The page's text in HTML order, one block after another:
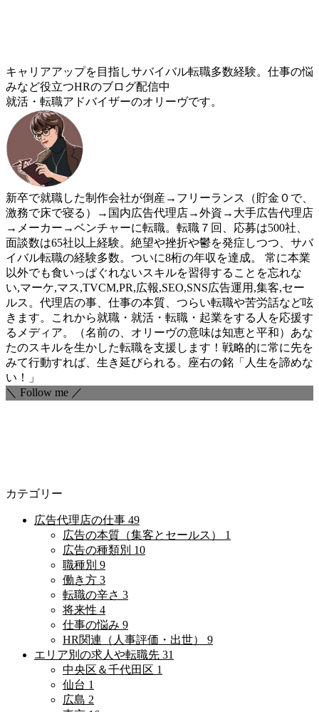
キャリアアップを目指しサバイバル転職多数経験。仕事の悩
みなど役立つHRのブログ配信中
就活・転職アドバイザーのオリーヴです。
新卒で就職した制作会社が倒産→フリーランス（貯金０で、
激務で床で寝る）→国内広告代理店→外資→大手広告代理店
→メーカー→ベンチャーに転職。転職７回、応募は500社、
面談数は65社以上経験。絶望や挫折や鬱を発症しつつ、サバ
イバル転職の経験多数。ついに8桁の年収を達成。 常に本業
以外でも食いっぱぐれないスキルを習得することを忘れな
い,マーケ,マス,TVCM,PR,広報,SEO,SNS広告運用,集客,セー
ルス。代理店の事、仕事の本質、つらい転職や苦労話など呟
きます。これから就職・就活・転職・起業をする人を応援す
るメディア。（名前の、オリーヴの意味は知恵と平和）あな
たのスキルを生かした転職を支援します！戦略的に常に先を
みて行動すれば、生き延びられる。座右の銘「人生を諦めな
い！」
＼ Follow me ／
カテゴリー
広告代理店の仕事 49
広告の本質（集客とセールス） 1
広告の種類別 10
職種別 9
働き方 3
転職の辛さ 3
将来性 4
仕事の悩み 9
HR関連（人事評価・出世） 9
エリア別の求人や転職先 31
中央区＆千代田区 1
仙台 1
広島 2